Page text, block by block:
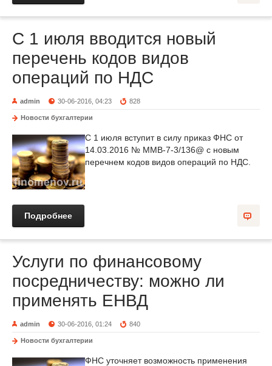
С 1 июля вводится новый
перечень кодов видов
операций по НДС
admin 30-06-2016, 04:23 828
Новости бухгалтерии
С 1 июля вступит в силу приказ ФНС от
14.03.2016 № ММВ-7-3/136@ с новым
перечнем кодов видов операций по НДС.
Подробнее
Услуги по финансовому
посредничеству: можно ли
применять ЕНВД
admin 30-06-2016, 01:24 840
Новости бухгалтерии
ФНС уточняет возможность применения